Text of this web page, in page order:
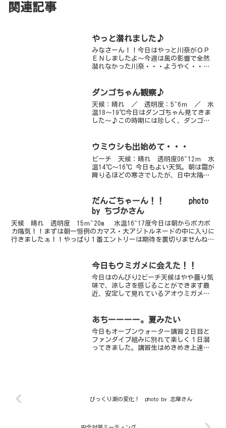
関連記事
やっと潜れました♪
みなさーん！！今日はやっと川奈がＯＰ
ＥＮしましたよ～今週は風の影響で全然
潜れなかった川奈・・・ようやく・・・
では？？ということ・・・何匹残ってい
ダンゴちゃん観察♪
天候：晴れ ／ 透明度：5~6ｍ ／ 水
温18～19℃今日はダンゴちゃん見てきま
した～♪この時期には珍しく、ダンゴ岩
るマツカサウオの幼魚もオススメです！
ウミウシも出始めて・・・
ビーチ 天候：晴れ 透明度06~12ｍ 水
温14℃～16℃ 今日もよい天気。朝は霜が
降りるほどの寒さでしたが、日中太陽が
きましたよ～。今の見どころはやはりカ
ンナツノザヤ...
だんごちゃーん！！ photo
by ちづかさん
天候 晴れ 透明度 15ｍ~20m 水温16~17度今日は朝からポカポ
カ陽気！！まずは朝一恒例のカマス・大アジトルネードの中に入りに
行きましたぁ！！やっぱり１番エントリーは期待を裏切りませんね
今日もウミガメに会えた！！
今日はのんびり2ビーチ天候はやや曇り気
味で、涼しさを感じることができます最
近、安定して見れているアオウミガメの
メハギ、タツノイトコ、アジイサキのチ
ビ、アオリイカのチビな...
あちーーーー。夏みたい
今日もオープンウォーター講習２日目と
ファンダイブ組みに別れて楽しく１日潜
ってきました。講習生はめきめき上達し
びっくり潮の変化！ photo by 志摩さん